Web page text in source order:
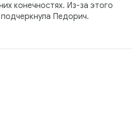
конечностях. Из-за этого
Педорич.